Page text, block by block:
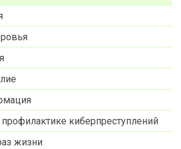
киберпреступлений
жизни